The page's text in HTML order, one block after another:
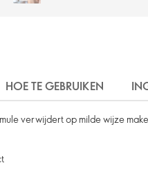
HOE TE GEBRUIKEN
verwijdert op milde wijze